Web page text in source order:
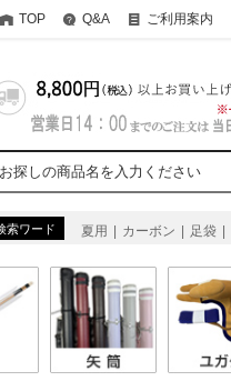
TOP Q&A ご利用案内
索ワード 夏用 カーボン 足袋